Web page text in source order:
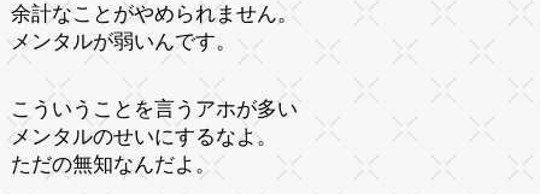
余計なことがやめられません。
メンタルが弱いんです。
こういうことを言うアホが多い
メンタルのせいにするなよ。
ただの無知なんだよ。